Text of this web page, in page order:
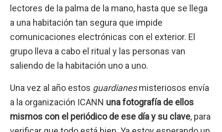
lectores de la palma de la mano, hasta que se llega
a una habitación tan segura que impide
comunicaciones electrónicas con el exterior. El
grupo lleva a cabo el ritual y las personas van
saliendo de la habitación uno a uno.
Una vez al año estos guardianesmisteriosos envía
a la organización ICANN una fotografía de ellos
mismos con el periódico de ese día y su clave, para